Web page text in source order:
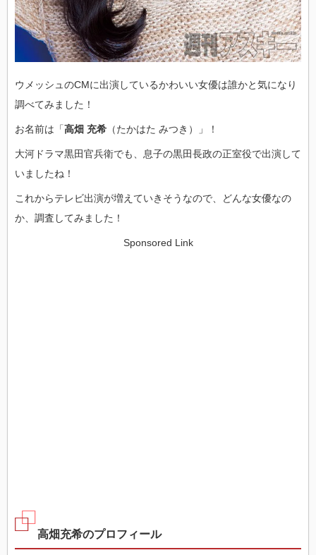
ウメッシュのCMに出演しているかわいい女優は誰かと気になり
調べてみました！
お名前は「高畑 充希 （たかはた みつき）」！
大河ドラマ黒田官兵衛でも、息子の黒田長政の正室役で出演して
いましたね！
これからテレビ出演が増えていきそうなので、どんな女優なの
か、調査してみました！
Sponsored Link
高畑充希のプロフィール